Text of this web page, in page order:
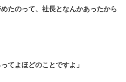
たのって、社長となんかあったから
てよほどのことですよ」